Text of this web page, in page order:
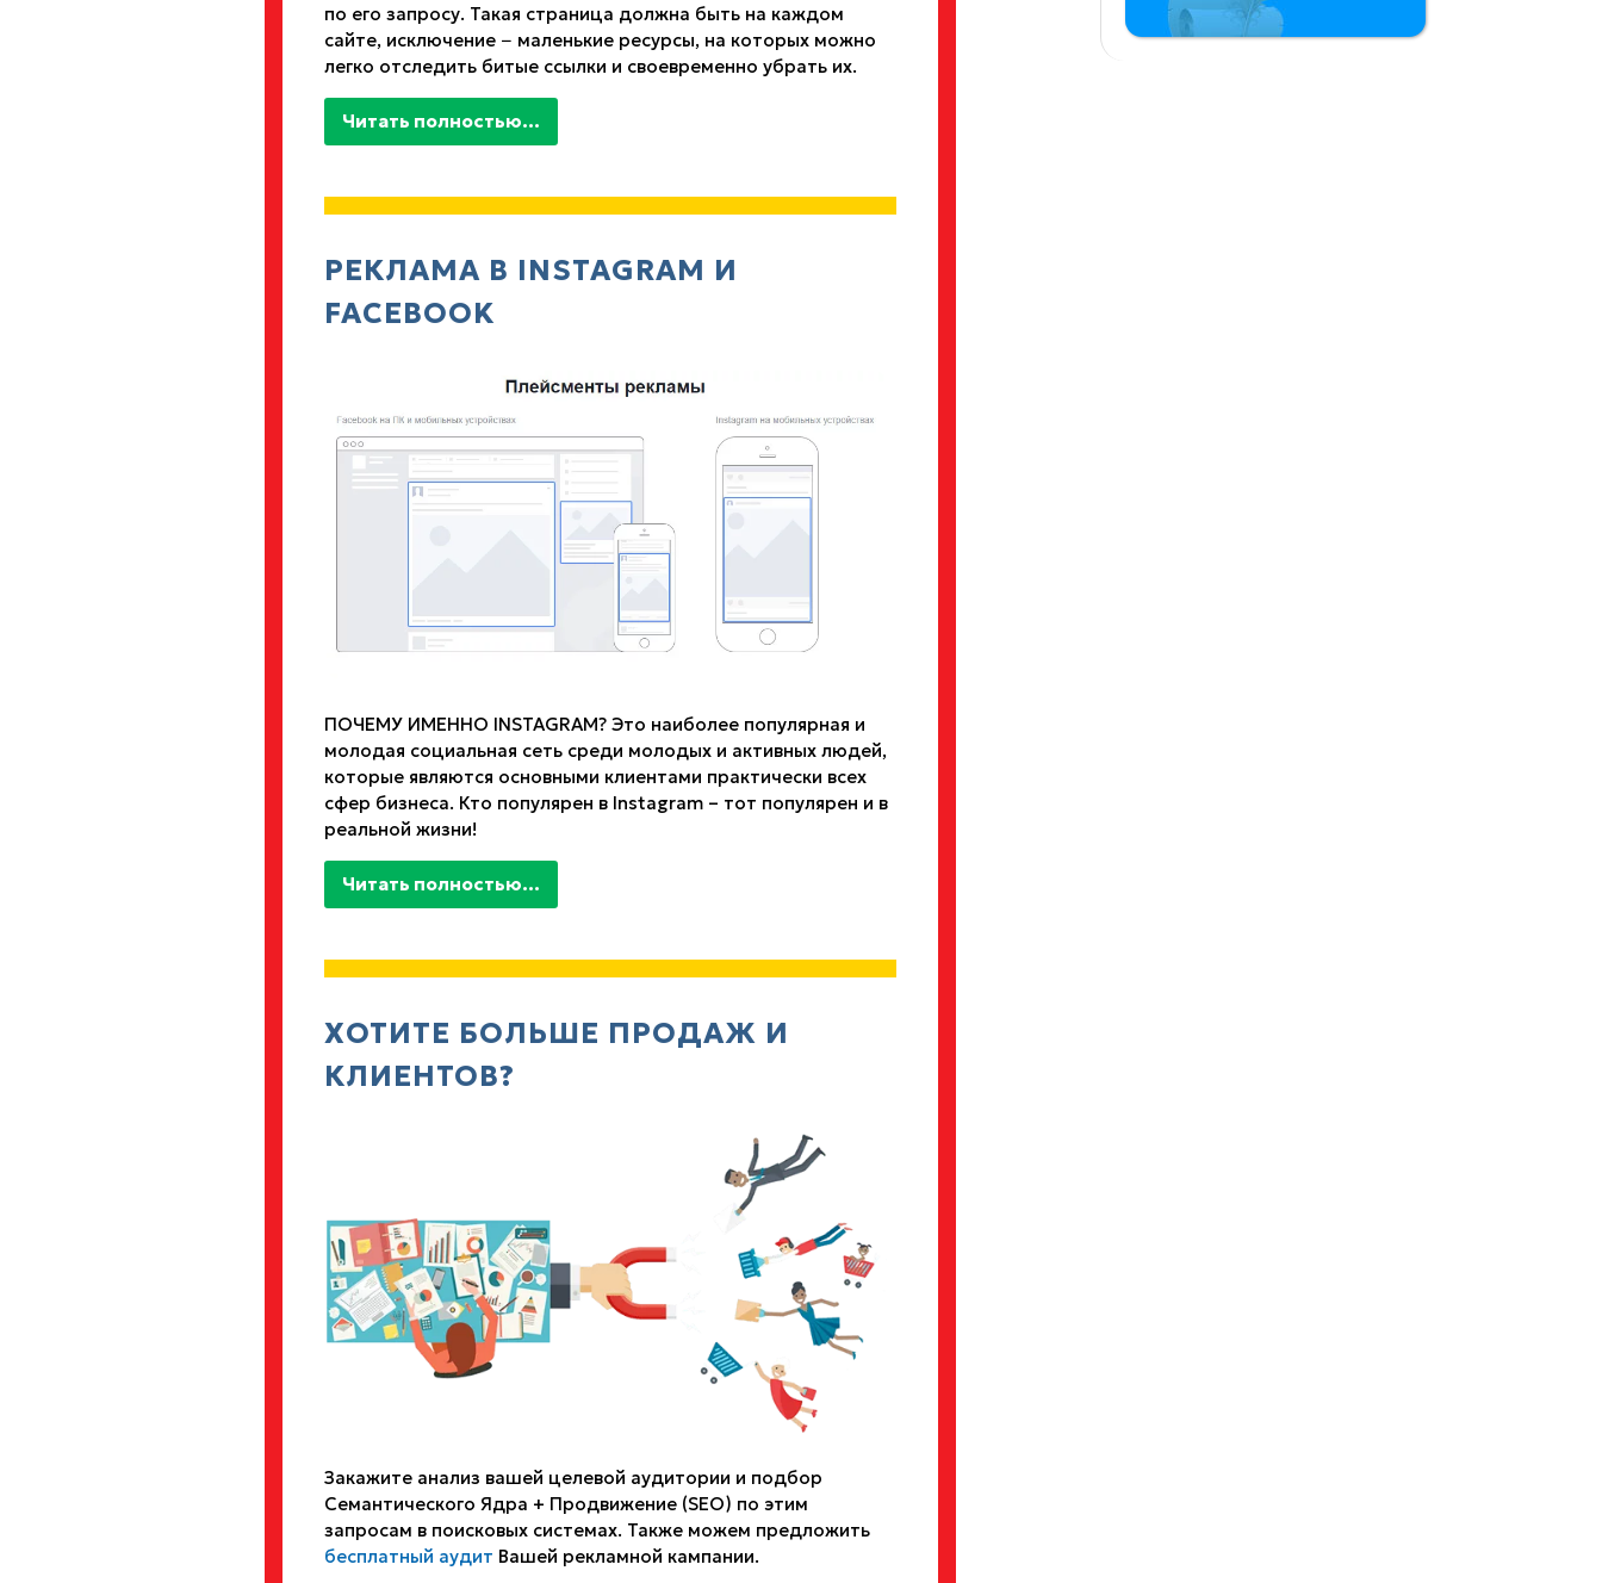
по его запросу. Такая страница должна быть на каждом
сайте, исключение − маленькие ресурсы, на которых можно
легко отследить битые ссылки и своевременно убрать их.
Читать полностью...
РЕКЛАМА В INSTAGRAM И
FACEBOOK
ПОЧЕМУ ИМЕННО INSTAGRAM? Это наиболее популярная и
молодая социальная сеть среди молодых и активных людей,
которые являются основными клиентами практически всех
сфер бизнеса. Кто популярен в Instagram – тот популярен и в
реальной жизни!
Читать полностью...
ХОТИТЕ БОЛЬШЕ ПРОДАЖ И
КЛИЕНТОВ?
Закажите анализ вашей целевой аудитории и подбор
Семантического Ядра + Продвижение (SEO) по этим
запросам в поисковых системах. Также можем предложить
бесплатный аудит Вашей рекламной кампании.